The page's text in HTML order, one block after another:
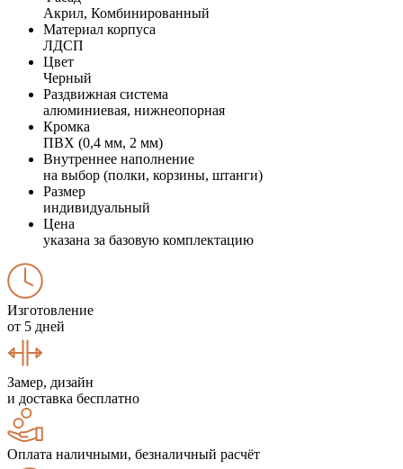
Акрил, Комбинированный
Материал корпуса
ЛДСП
Цвет
Черный
Раздвижная система
алюминиевая, нижнеопорная
Кромка
ПВХ (0,4 мм, 2 мм)
Внутреннее наполнение
на выбор (полки, корзины, штанги)
Размер
индивидуальный
Цена
указана за базовую комплектацию
Изготовление
от 5 дней
Замер, дизайн
и доставка бесплатно
Оплата наличными, безналичный расчёт